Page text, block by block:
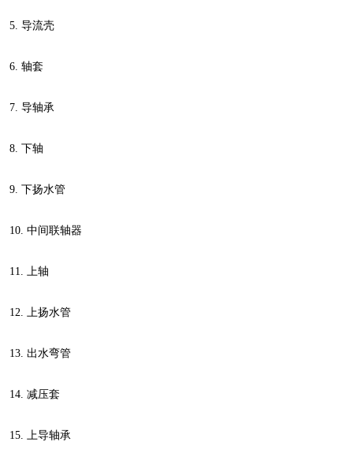
5. 导流壳
6. 轴套
7. 导轴承
8. 下轴
9. 下扬水管
10. 中间联轴器
11. 上轴
12. 上扬水管
13. 出水弯管
14. 减压套
15. 上导轴承